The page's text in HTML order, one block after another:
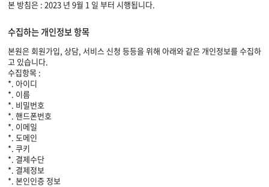
본 방침은 : 2023 년 9월 1 일 부터 시행됩니다.
수집하는 개인정보 항목
본원은 회원가입, 상담, 서비스 신청 등등을 위해 아래와 같은 개인정보를 수집하
고 있습니다.
수집항목 :
*. 아이디
*. 이름
*. 비밀번호
*. 핸드폰번호
*. 이메일
*. 도메인
*. 쿠키
*. 결제수단
*. 결제정보
*. 본인인증 정보